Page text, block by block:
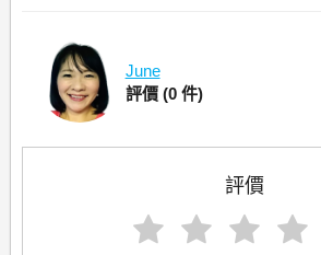
June
評價 (0 件)
評價